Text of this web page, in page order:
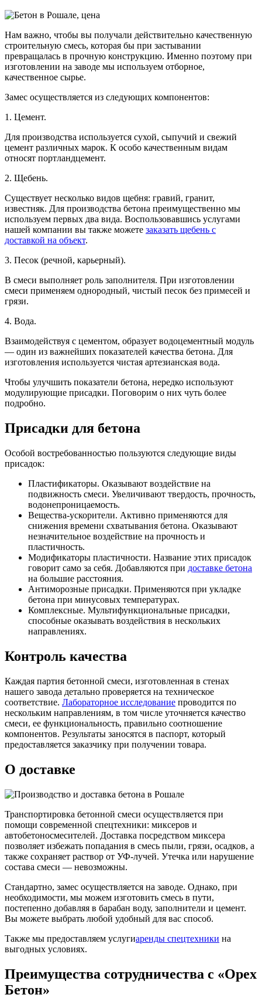
Нам важно, чтобы вы получали действительно качественную
строительную смесь, которая бы при застывании
превращалась в прочную конструкцию. Именно поэтому при
изготовлении на заводе мы используем отборное,
качественное сырье.
Замес осуществляется из следующих компонентов:
1. Цемент.
Для производства используется сухой, сыпучий и свежий
цемент различных марок. К особо качественным видам
относят портландцемент.
2. Щебень.
Существует несколько видов щебня: гравий, гранит,
известняк. Для производства бетона преимущественно мы
используем первых два вида. Воспользовавшись услугами
нашей компании вы также можете заказать щебень с
доставкой на объект.
3. Песок (речной, карьерный).
В смеси выполняет роль заполнителя. При изготовлении
смеси применяем однородный, чистый песок без примесей и
грязи.
4. Вода.
Взаимодействуя с цементом, образует водоцементный модуль
— один из важнейших показателей качества бетона. Для
изготовления используется чистая артезианская вода.
Чтобы улучшить показатели бетона, нередко используют
модулирующие присадки. Поговорим о них чуть более
подробно.
Присадки для бетона
Особой востребованностью пользуются следующие виды
присадок:
Пластификаторы. Оказывают воздействие на
подвижность смеси. Увеличивают твердость, прочность,
водонепроницаемость.
Вещества-ускорители. Активно применяются для
снижения времени схватывания бетона. Оказывают
незначительное воздействие на прочность и
пластичность.
Модификаторы пластичности. Название этих присадок
говорит само за себя. Добавляются при доставке бетона
на большие расстояния.
Антиморозные присадки. Применяются при укладке
бетона при минусовых температурах.
Комплексные. Мультифункциональные присадки,
способные оказывать воздействия в нескольких
направлениях.
Контроль качества
Каждая партия бетонной смеси, изготовленная в стенах
нашего завода детально проверяется на техническое
соответствие. Лабораторное исследование проводится по
нескольким направлениям, в том числе уточняется качество
смеси, ее функциональность, правильно соотношение
компонентов. Результаты заносятся в паспорт, который
предоставляется заказчику при получении товара.
О доставке
Транспортировка бетонной смеси осуществляется при
помощи современной спецтехники: миксеров и
автобетоносмесителей. Доставка посредством миксера
позволяет избежать попадания в смесь пыли, грязи, осадков, а
также сохраняет раствор от УФ-лучей. Утечка или нарушение
состава смеси — невозможны.
Стандартно, замес осуществляется на заводе. Однако, при
необходимости, мы можем изготовить смесь в пути,
постепенно добавляя в барабан воду, заполнители и цемент.
Вы можете выбрать любой удобный для вас способ.
Также мы предоставляем услугиаренды спецтехники на
выгодных условиях.
Преимущества сотрудничества с «Орех
Бетон»